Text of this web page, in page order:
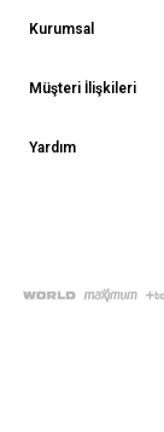
Kurumsal
Müşteri İlişkileri
Yardım